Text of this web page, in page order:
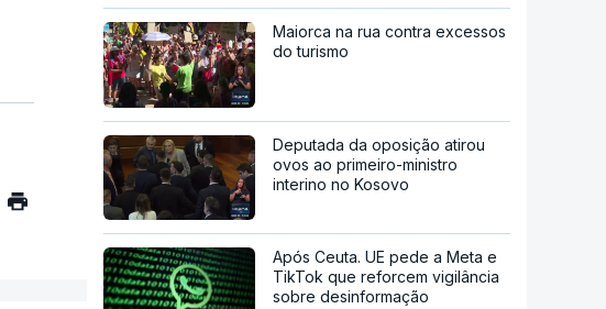
Maiorca na rua contra excessos
do turismo
Deputada da oposição atirou
ovos ao primeiro-ministro
interino no Kosovo
Após Ceuta. UE pede a Meta e
TikTok que reforcem vigilância
sobre desinformação